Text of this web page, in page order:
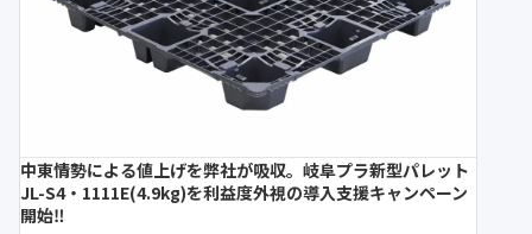
中東情勢による値上げを弊社が吸収。岐阜プラ新型パレット
JL-S4・1111E(4.9kg)を利益度外視の導入支援キャンペーン
開始‼︎